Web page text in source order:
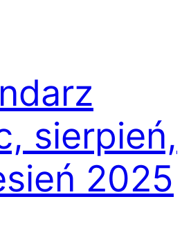
sierpień,
2025